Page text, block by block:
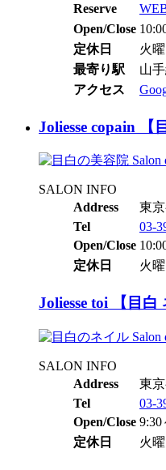
Reserve
Open/Close
定休日
火曜
最寄り駅
山
アクセス
Joliesse copain 【
SALON INFO
Address
東
Tel
03-
Open/Close
定休日
火曜
Joliesse toi 【目白
SALON INFO
Address
東
Tel
03-
Open/Close 9:30
定休日
火